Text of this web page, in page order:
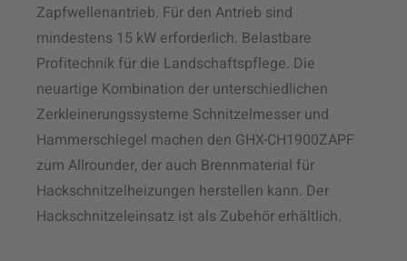
Zapfwellenantrieb. Für den Antrieb sind
mindestens 15 kW erforderlich. Belastbare
Profitechnik für die Landschaftspflege. Die
neuartige Kombination der unterschiedlichen
Zerkleinerungssysteme Schnitzelmesser und
Hammerschlegel machen den GHX-CH1900ZAPF
zum Allrounder, der auch Brennmaterial für
Hackschnitzelheizungen herstellen kann. Der
Hackschnitzeleinsatz ist als Zubehör erhältlich.